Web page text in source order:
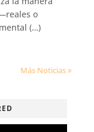
o
(…)
Más Noticias »